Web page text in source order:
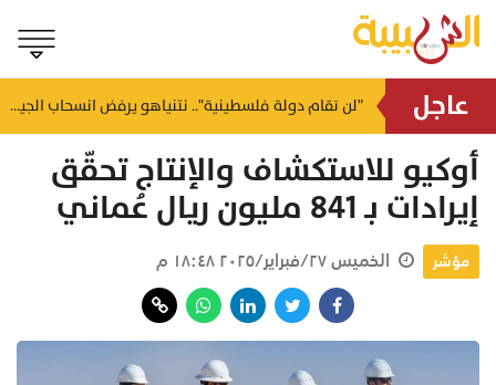
عاجل ضرب شنغهاي وتشجيانغ.. سفارة عُمان تدعو لتوخي الحيطة إثر إعصار مداري بالصين منذ ١٦ ساعة "لن تقام دولة فلسطينية".. نتنياهو يرفض انسحاب الجيش من غزة ويشترط تجريد السلاح
أوكيو للاستكشاف والإنتاج تحقّق
إيرادات بـ 841 مليون ريال عُماني
مؤشر الخميس ٢٧/فبراير/٢٠٢٥ ١٨:٤٨ م